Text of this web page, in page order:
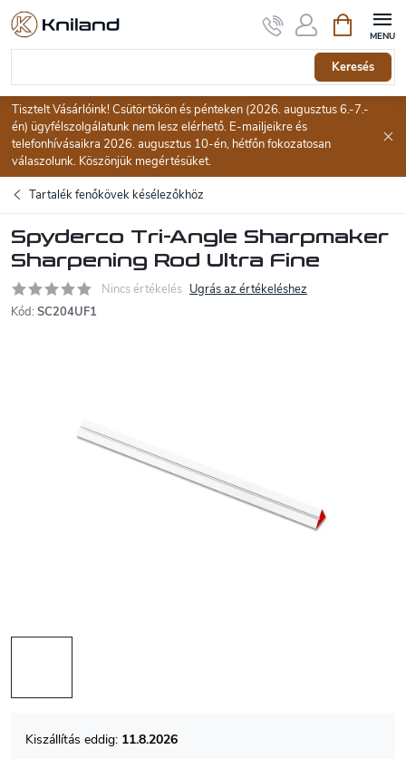
Ugrás
tartalomhoz
Keresés
Tisztelt Vásárlóink! Csütörtökön és pénteken (2026. augusztus 6.-7.-
én) ügyfélszolgálatunk nem lesz elérhető. E-mailjeikre és
telefonhívásaikra 2026. augusztus 10-én, hétfőn fokozatosan
válaszolunk. Köszönjük megértésüket.
Tartalék fenőkövek késélezőkhöz
Spyderco Tri-Angle Sharpmaker
Sharpening Rod Ultra Fine
Nincs értékelés Ugrás az értékeléshez
Kód: SC204UF1
11.8.2026